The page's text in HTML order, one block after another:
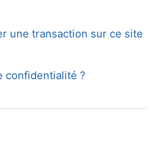
une transaction sur ce site
confidentialité ?